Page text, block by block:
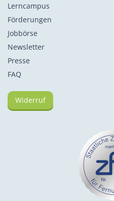
Lerncampus
Förderungen
Jobbörse
Newsletter
Presse
FAQ
Widerruf